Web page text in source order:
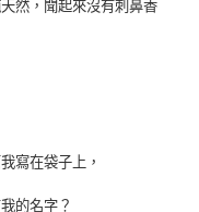
然，聞起來沒有刺鼻香
寫在袋子上，
的名字？